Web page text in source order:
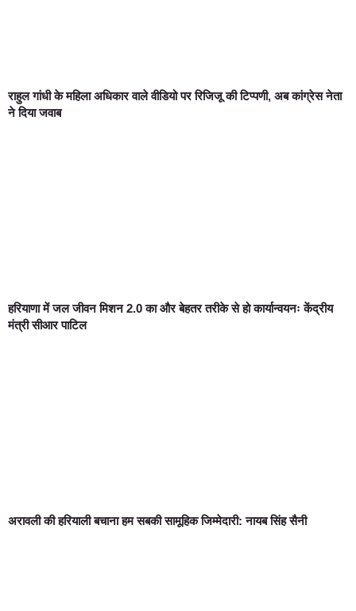
राहुल गांधी के महिला अधिकार वाले वीडियो पर रिजिजू की टिप्पणी, अब कांग्रेस नेता
ने दिया जवाब
हरियाणा में जल जीवन मिशन 2.0 का और बेहतर तरीके से हो कार्यान्वयनः केंद्रीय
मंत्री सीआर पाटिल
अरावली की हरियाली बचाना हम सबकी सामूहिक जिम्मेदारी: नायब सिंह सैनी